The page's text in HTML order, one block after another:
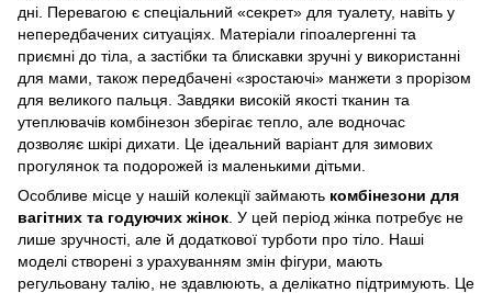
дні. Перевагою є спеціальний «секрет» для туалету, навіть у
непередбачених ситуаціях. Матеріали гіпоалергенні та
приємні до тіла, а застібки та блискавки зручні у використанні
для мами, також передбачені «зростаючі» манжети з прорізом
для великого пальця. Завдяки високій якості тканин та
утеплювачів комбінезон зберігає тепло, але водночас
дозволяє шкірі дихати. Це ідеальний варіант для зимових
прогулянок та подорожей із маленькими дітьми.
Особливе місце у нашій колекції займають комбінезони для
вагітних та годуючих жінок . У цей період жінка потребує не
лише зручності, але й додаткової турботи про тіло. Наші
моделі створені з урахуванням змін фігури, мають
регульовану талію, не здавлюють, а делікатно підтримують. Це